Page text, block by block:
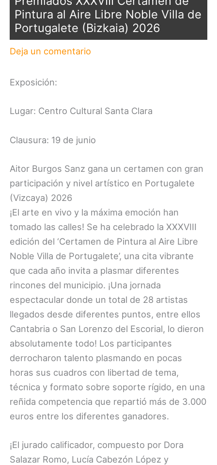
Pintura al Aire Libre Noble Villa de
Portugalete (Bizkaia) 2026
Deja un comentario
Exposición:
Lugar: Centro Cultural Santa Clara
Clausura: 19 de junio
Aitor Burgos Sanz gana un certamen con gran
participación y nivel artístico en Portugalete
(Vizcaya) 2026
¡El arte en vivo y la máxima emoción han
tomado las calles! Se ha celebrado la XXXVIII
edición del ‘Certamen de Pintura al Aire Libre
Noble Villa de Portugalete’, una cita vibrante
que cada año invita a plasmar diferentes
rincones del municipio. ¡Una jornada
espectacular donde un total de 28 artistas
llegados desde diferentes puntos, entre ellos
Cantabria o San Lorenzo del Escorial, lo dieron
absolutamente todo! Los participantes
derrocharon talento plasmando en pocas
horas sus cuadros con libertad de tema,
técnica y formato sobre soporte rígido, en una
reñida competencia que repartió más de 3.000
euros entre los diferentes ganadores.
¡El jurado calificador, compuesto por Dora
Salazar Romo, Lucía Cabezón López y